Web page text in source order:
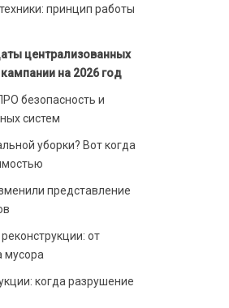
принцип работы
централизованных
на 2026 год
безопасность и
систем
уборки? Вот когда
представление
от
мусора
когда разрушение